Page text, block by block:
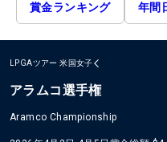
賞金ランキング 年間
LPGAツアー 米国女子
アラムコ選手権
Aramco Championship